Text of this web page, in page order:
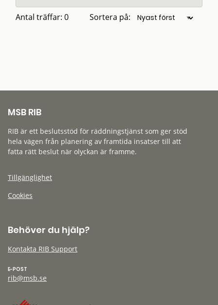
Antal träffar: 0 Sortera på:
MSB RIB
RIB är ett beslutsstöd för räddningstjänst som ger stöd
hela vägen från planering av framtida insatser till att
fatta rätt beslut när olyckan är framme.
Tillgänglighet
Cookies
Behöver du hjälp?
Kontakta RIB Support
E-POST
rib@msb.se